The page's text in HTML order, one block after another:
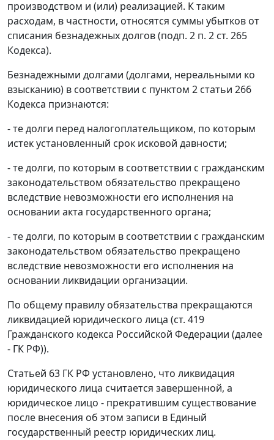
производством и (или) реализацией. К таким
расходам, в частности, относятся суммы убытков от
списания безнадежных долгов (подп. 2 п. 2 ст. 265
Кодекса).
Безнадежными долгами (долгами, нереальными ко
взысканию) в соответствии с пунктом 2 статьи 266
Кодекса признаются:
- те долги перед налогоплательщиком, по которым
истек установленный срок исковой давности;
- те долги, по которым в соответствии с гражданским
законодательством обязательство прекращено
вследствие невозможности его исполнения на
основании акта государственного органа;
- те долги, по которым в соответствии с гражданским
законодательством обязательство прекращено
вследствие невозможности его исполнения на
основании ликвидации организации.
По общему правилу обязательства прекращаются
ликвидацией юридического лица (ст. 419
Гражданского кодекса Российской Федерации (далее
- ГК РФ)).
Статьей 63 ГК РФ установлено, что ликвидация
юридического лица считается завершенной, а
юридическое лицо - прекратившим существование
после внесения об этом записи в Единый
государственный реестр юридических лиц.